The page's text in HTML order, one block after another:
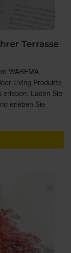
Terrasse
WAREMA
Living Produkte
erleben. Laden Sie
erleben Sie